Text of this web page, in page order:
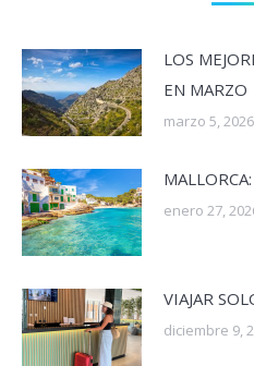
LOS
EN MARZO
marzo 5, 2026
enero 27,
VIAJAR
diciembre 9,